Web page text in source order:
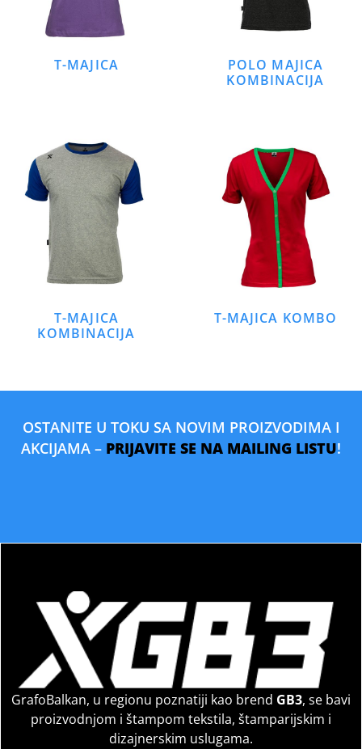
T-MAJICA
POLO MAJICA
KOMBINACIJA
T-MAJICA
KOMBINACIJA
T-MAJICA KOMBO
OSTANITE U TOKU SA NOVIM PROIZVODIMA I
AKCIJAMA – PRIJAVITE SE NA MAILING LISTU!
GrafoBalkan, u regionu poznatiji kao brend GB3, se bavi
proizvodnjom i štampom tekstila, štamparijskim i
dizajnerskim uslugama.